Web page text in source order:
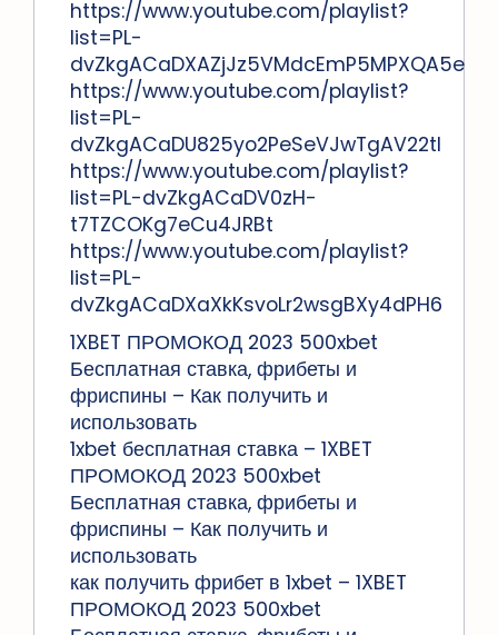
https://www.youtube.com/playlist?
list=PL-
dvZkgACaDXAZjJz5VMdcEmP5MPXQA5e
https://www.youtube.com/playlist?
list=PL-
dvZkgACaDU825yo2PeSeVJwTgAV22tI
https://www.youtube.com/playlist?
list=PL-dvZkgACaDV0zH-
t7TZCOKg7eCu4JRBt
https://www.youtube.com/playlist?
list=PL-
dvZkgACaDXaXkKsvoLr2wsgBXy4dPH6
1XBET ПРОМОКОД 2023 500xbet
Бесплатная ставка, фрибеты и
фриспины – Как получить и
использовать
1xbet бесплатная ставка – 1XBET
ПРОМОКОД 2023 500xbet
Бесплатная ставка, фрибеты и
фриспины – Как получить и
использовать
как получить фрибет в 1xbet – 1XBET
ПРОМОКОД 2023 500xbet